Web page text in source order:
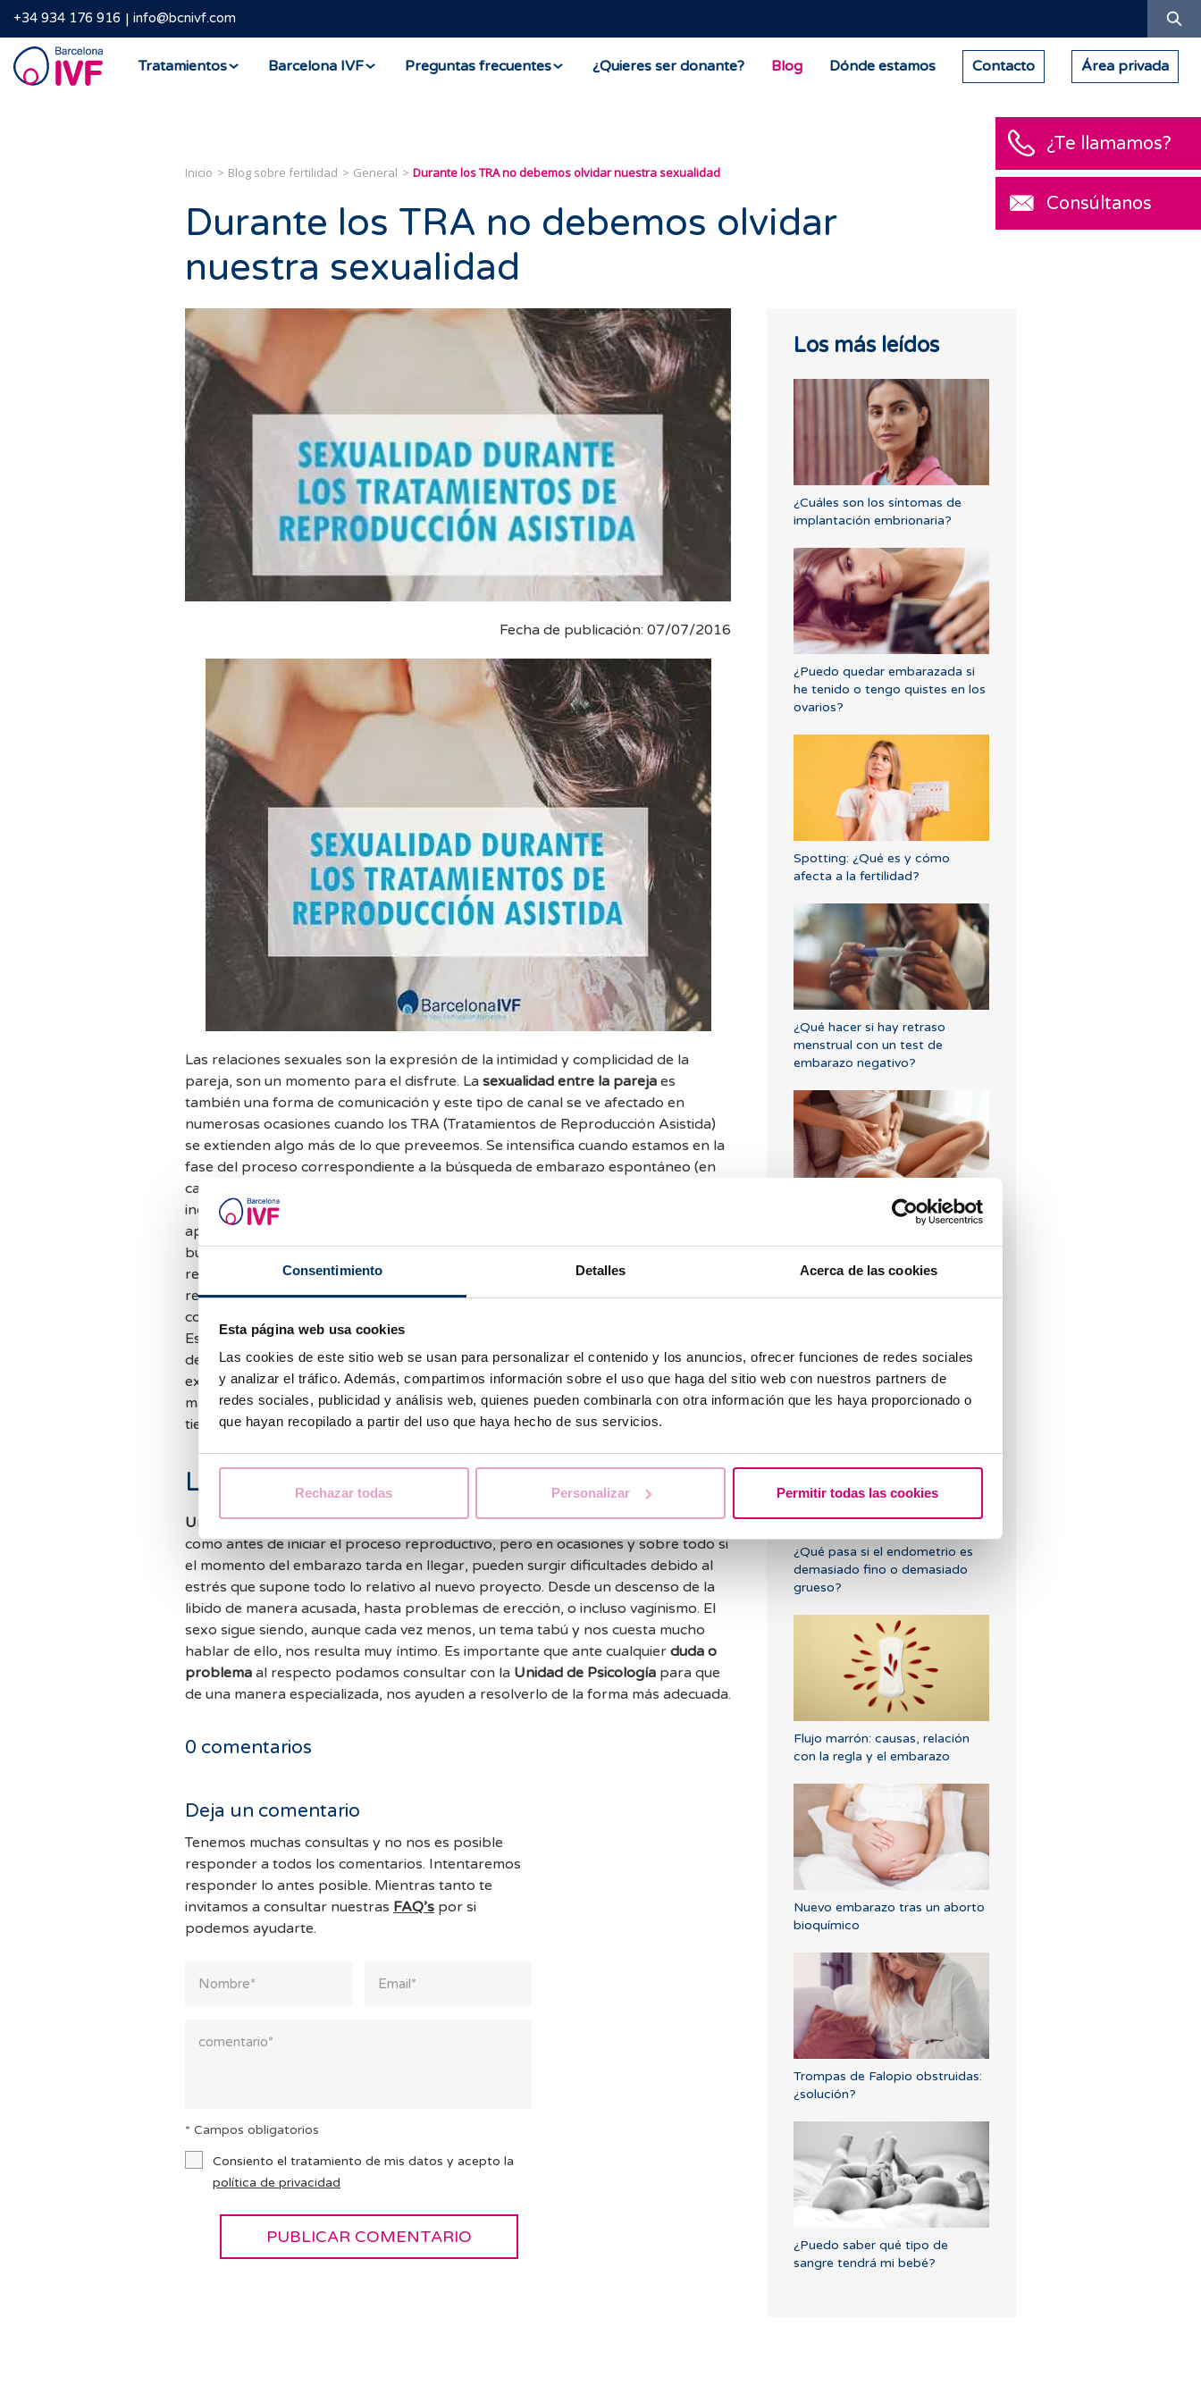
Consentimiento Detalles Acerca de las cookies
Esta página web usa cookies
Las cookies de este sitio web se usan para personalizar el contenido y los anuncios, ofrecer funciones de redes sociales
y analizar el tráfico. Además, compartimos información sobre el uso que haga del sitio web con nuestros partners de
redes sociales, publicidad y análisis web, quienes pueden combinarla con otra información que les haya proporcionado o
que hayan recopilado a partir del uso que haya hecho de sus servicios.
Rechazar todas Personalizar Permitir todas las cookies
+34 934 176 916 info@bcnivf.com
Barcelona
IVF
Tratamientos Barcelona IVF Preguntas frecuentes ¿Quieres ser donante? Blog Dónde estamos Contacto Área privada
Inicio Blog sobre fertilidad General Durante los TRA no debemos olvidar nuestra sexualidad
Durante los TRA no debemos olvidar
nuestra sexualidad
Fecha de publicación: 07/07/2016
Las relaciones sexuales son la expresión de la intimidad y complicidad de la
pareja, son un momento para el disfrute. La sexualidad entre la pareja es
también una forma de comunicación y este tipo de canal se ve afectado en
numerosas ocasiones cuando los TRA (Tratamientos de Reproducción Asistida)
se extienden algo más de lo que preveemos. Se intensifica cuando estamos en la
fase del proceso correspondiente a la búsqueda de embarazo espontáneo (en
casa) y
incluso se muestra como elemento fóbico (lo rehúyo porque no tengo ningún
apetito sexual en estas condiciones, “toca ahora, estoy ovulando”)
búsqueda del embarazo, las relaciones sexuales vuelven a su origen puramente
reproductivo y pueden llegar a ser un “trabajo”. Sin darnos cuenta,
reprogramamos su sentido y si no se consigue fácilmente el embarazo, el sexo
comienza a ser el recordatorio de
Este tipo de cambio en nuestra rutina sexual se produce en un alto porcentaje
de parejas y es cierto que se intensifica negativamente en parejas cuyas
expectativas de éxito (embarazo) son más pesimistas. Las parejas de carácter
más optimista creen que lo conseguirán y continúan intentándolo durante más
tiempo.
La sexualidad durante y tras el embarazo
Una vez embarazados, es muy probable que se reconduzca solo y se normalice,
como antes de iniciar el proceso reproductivo, pero en ocasiones y sobre todo si
el momento del embarazo tarda en llegar, pueden surgir dificultades debido al
estrés que supone todo lo relativo al nuevo proyecto. Desde un descenso de la
libido de manera acusada, hasta problemas de erección, o incluso vaginismo. El
sexo sigue siendo, aunque cada vez menos, un tema tabú y nos cuesta mucho
hablar de ello, nos resulta muy íntimo. Es importante que ante cualquier duda o
problema al respecto podamos consultar con la Unidad de Psicología para que
de una manera especializada, nos ayuden a resolverlo de la forma más adecuada.
0 comentarios
Deja un comentario
Tenemos muchas consultas y no nos es posible
responder a todos los comentarios. Intentaremos
responder lo antes posible. Mientras tanto te
invitamos a consultar nuestras FAQ’s por si
podemos ayudarte.
* Campos obligatorios
Consiento el tratamiento de mis datos y acepto la
política de privacidad
Los más leídos
¿Cuáles son los síntomas de
implantación embrionaria?
¿Puedo quedar embarazada si
he tenido o tengo quistes en los
ovarios?
Spotting: ¿Qué es y cómo
afecta a la fertilidad?
¿Qué hacer si hay retraso
menstrual con un test de
embarazo negativo?
Útero lateralizado o inclinado:
Tengo una baja reserva ovárica,
¿alguien me lo puede explicar?
¿Qué pasa si el endometrio es
demasiado fino o demasiado
grueso?
Flujo marrón: causas, relación
con la regla y el embarazo
Nuevo embarazo tras un aborto
bioquímico
Trompas de Falopio obstruidas:
¿solución?
¿Puedo saber qué tipo de
sangre tendrá mi bebé?
¿Te llamamos?
Consúltanos